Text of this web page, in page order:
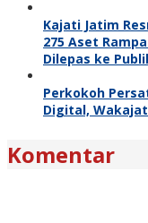
Kajati Jatim
275 Aset
Dilepas ke
Perkokoh
Digital,
Komentar